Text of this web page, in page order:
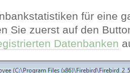
für eine
Sie zuerst auf den
Datenbanken